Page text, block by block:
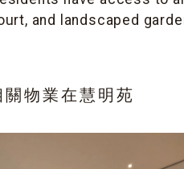
and landscaped
關物業在慧明苑